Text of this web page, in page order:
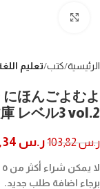
الرئيسية كتب تعليم
ほんごよむよ
レベル3 vol.2
ر.س103,82 ر.س
برجاء اضافة طلب جديد.